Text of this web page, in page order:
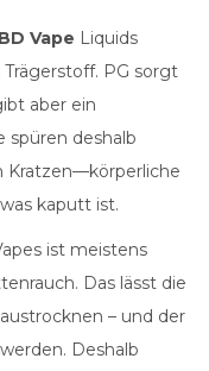
Vape Liquids
PG sorgt
aber ein
spüren deshalb
Kratzen—körperliche
kaputt ist.
ist meistens
Das lässt die
– und der
Deshalb